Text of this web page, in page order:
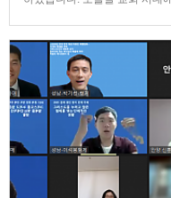
하는 것이다...시온은 거룩한